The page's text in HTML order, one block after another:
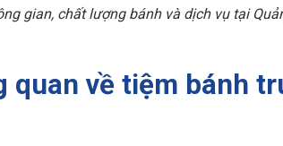
gian, chất lượng bánh và dịch vụ tại
quan về tiệm bánh